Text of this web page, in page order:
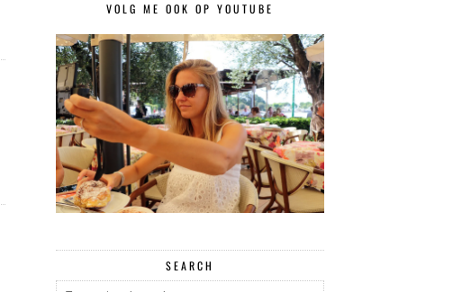
VOLG ME OOK OP YOUTUBE
SEARCH